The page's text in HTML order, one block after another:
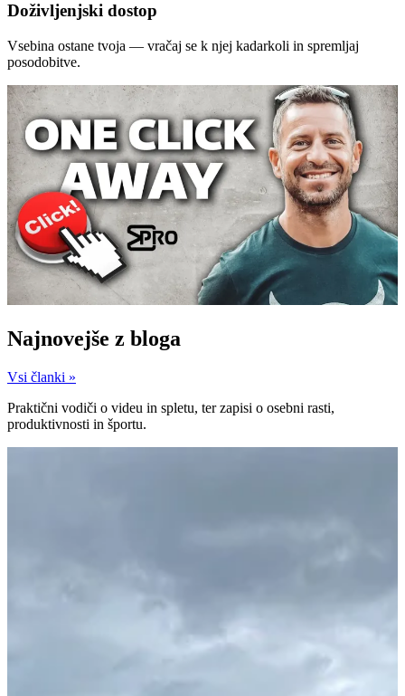
Doživljenjski dostop
Vsebina ostane tvoja — vračaj se k njej kadarkoli in spremljaj
posodobitve.
Najnovejše z bloga
Vsi članki »
Praktični vodiči o videu in spletu, ter zapisi o osebni rasti,
produktivnosti in športu.